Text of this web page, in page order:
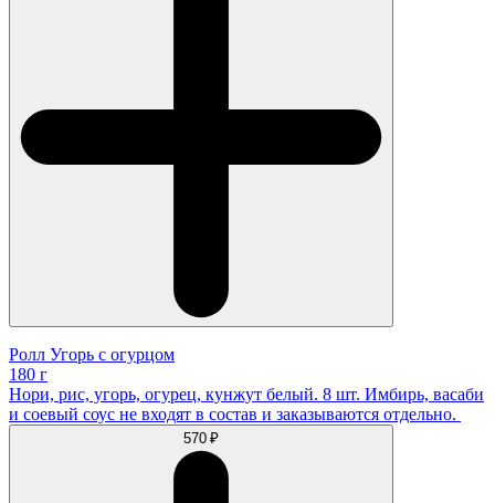
Ролл Угорь с огурцом
180 г
Нори, рис, угорь, огурец, кунжут белый. 8 шт. Имбирь, васаби
и соевый соус не входят в состав и заказываются отдельно.
570 ₽